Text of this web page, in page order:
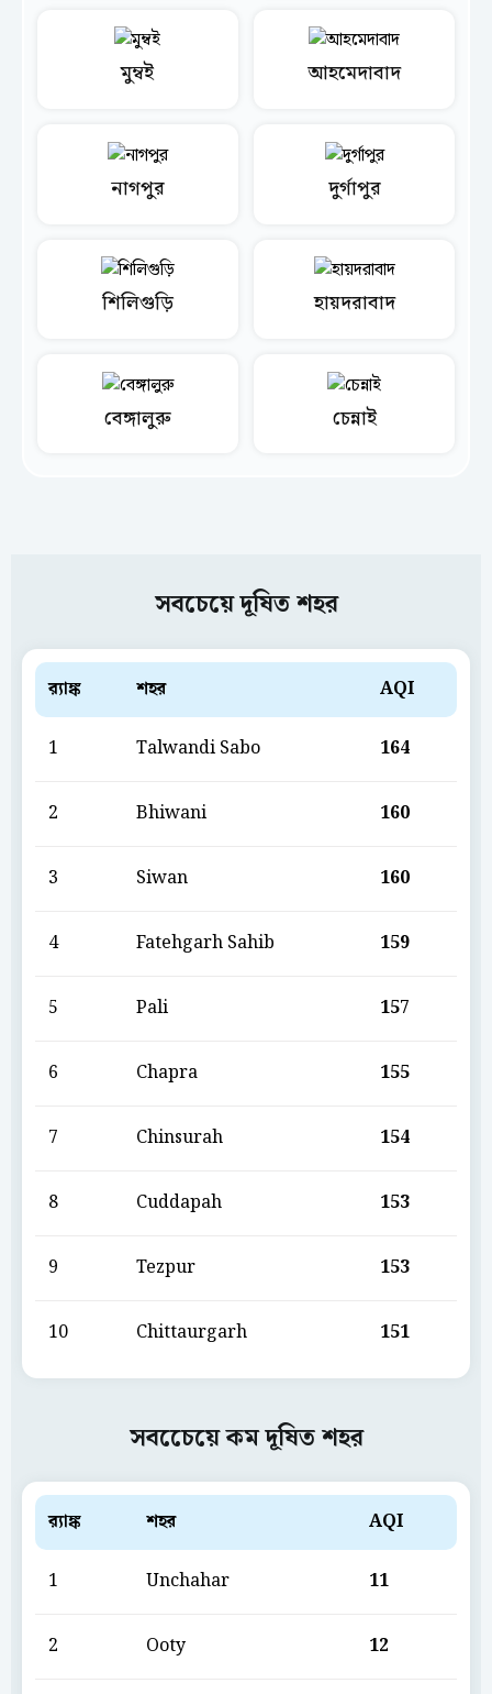
মুম্বই আহমেদাবাদ
নাগপুর দুর্গাপুর
শিলিগুড়ি হায়দরাবাদ
বেঙ্গালুরু চেন্নাই
সবচেয়ে দূষিত শহর
ব়্যাঙ্ক শহর AQI
1 Talwandi Sabo 164
2 Bhiwani 160
3 Siwan 160
4 Fatehgarh Sahib 159
5 Pali 157
6 Chapra 155
7 Chinsurah 154
8 Cuddapah 153
9 Tezpur 153
10 Chittaurgarh 151
সবচেেয়ে কম দূষিত শহর
ব়্যাঙ্ক শহর AQI
1 Unchahar 11
2 Ooty 12